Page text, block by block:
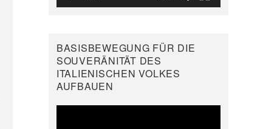
BASISBEWEGUNG FÜR DIE
SOUVERÄNITÄT DES
ITALIENISCHEN VOLKES
AUFBAUEN